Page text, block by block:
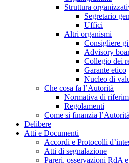
Struttura
Segretario
Uffici
Altri organismi
Consigliere
Advisory
Collegio dei
Garante etico
Nucleo di
Che cosa fa l’Autorità
Normativa di
Regolamenti
Come si finanzia l’Autorità
Delibere
Atti e Documenti
Accordi e Protocolli
Atti di segnalazione
Pareri, osservazioni RdA